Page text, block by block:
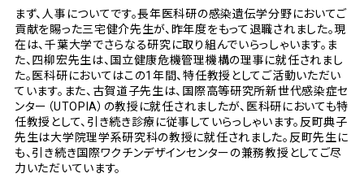
まず、人事についてです。長年医科研の感染遺伝学分野においてご
貢献を賜った三宅健介先生が、昨年度をもって退職されました。現
在は、千葉大学でさらなる研究に取り組んでいらっしゃいます。ま
た、四柳宏先生は、国立健康危機管理機構の理事に就任されまし
た。医科研においてはこの1年間、特任教授としてご活動いただい
ています。また、古賀道子先生は、国際高等研究所新世代感染症セ
ンター（UTOPIA）の教授に就任されましたが、医科研においても特
任教授として、引き続き診療に従事していらっしゃいます。反町典子
先生は大学院理学系研究科の教授に就任されました。反町先生に
も、引き続き国際ワクチンデザインセンターの兼務教授としてご尽
力いただいています。